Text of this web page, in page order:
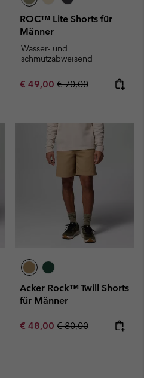
ROC™ Lite Shorts für
Männer
Wasser- und
schmutzabweisend
Sale price:
€ 49,00 Regular price:
€ 70,00
Acker Rock™ Twill Shorts
für Männer
Sale price:
€ 48,00 Regular price:
€ 80,00